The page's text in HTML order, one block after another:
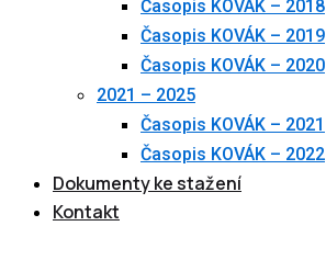
Časopis KOVÁK – 2018
Časopis KOVÁK – 2019
Časopis KOVÁK – 2020
2021 – 2025
Časopis KOVÁK – 2021
Časopis KOVÁK – 2022
Dokumenty ke stažení
Kontakt